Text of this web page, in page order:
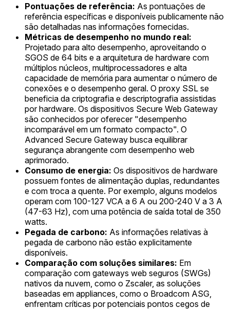
Pontuações de referência: As pontuações de
referência específicas e disponíveis publicamente não
são detalhadas nas informações fornecidas.
Métricas de desempenho no mundo real:
Projetado para alto desempenho, aproveitando o
SGOS de 64 bits e a arquitetura de hardware com
múltiplos núcleos, multiprocessadores e alta
capacidade de memória para aumentar o número de
conexões e o desempenho geral. O proxy SSL se
beneficia da criptografia e descriptografia assistidas
por hardware. Os dispositivos Secure Web Gateway
são conhecidos por oferecer "desempenho
incomparável em um formato compacto". O
Advanced Secure Gateway busca equilibrar
segurança abrangente com desempenho web
aprimorado.
Consumo de energia: Os dispositivos de hardware
possuem fontes de alimentação duplas, redundantes
e com troca a quente. Por exemplo, alguns modelos
operam com 100-127 VCA a 6 A ou 200-240 V a 3 A
(47-63 Hz), com uma potência de saída total de 350
watts.
Pegada de carbono: As informações relativas à
pegada de carbono não estão explicitamente
disponíveis.
Comparação com soluções similares: Em
comparação com gateways web seguros (SWGs)
nativos da nuvem, como o Zscaler, as soluções
baseadas em appliances, como o Broadcom ASG,
enfrentam críticas por potenciais pontos cegos de